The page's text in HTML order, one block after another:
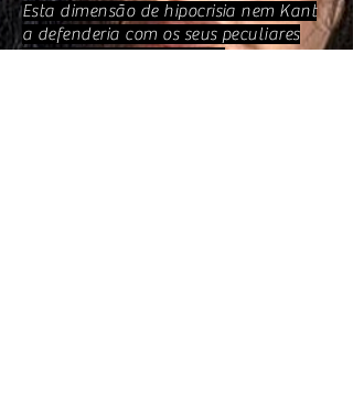
Esta dimensão de hipocrisia nem Kant
a defenderia com os seus peculiares